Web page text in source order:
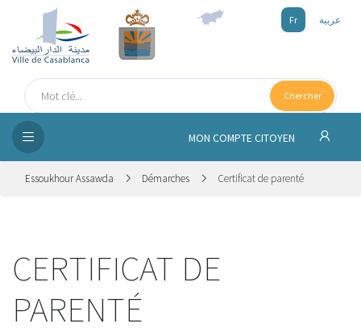
Fr عربية
Chercher
MON COMPTE CITOYEN
Essoukhour Assawda Démarches Certificat de parenté
CERTIFICAT DE
PARENTÉ